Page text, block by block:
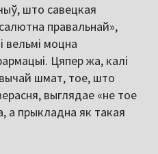
што савецкая
правальнай»,
вельмі моцна
Цяпер жа, калі
шмат, тое, што
выглядае «не тое
а прыкладна як такая